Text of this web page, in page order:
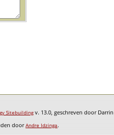
Sitebuildingv. 13.0, geschreven door
doorAndre Idzinga.